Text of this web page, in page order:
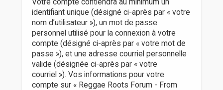
identifiant unique (désigné ci-après par « votre
nom d’utilisateur »), un mot de passe
personnel utilisé pour la connexion à votre
compte (désigné ci-après par « votre mot de
passe »), et une adresse courriel personnelle
valide (désignée ci-après par « votre
courriel »). Vos informations pour votre
compte sur « Reggae Roots Forum - From